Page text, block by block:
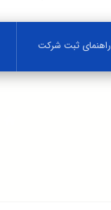
راهنمای ثبت شرکت